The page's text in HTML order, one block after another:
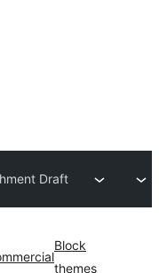
Draft
Block
themes